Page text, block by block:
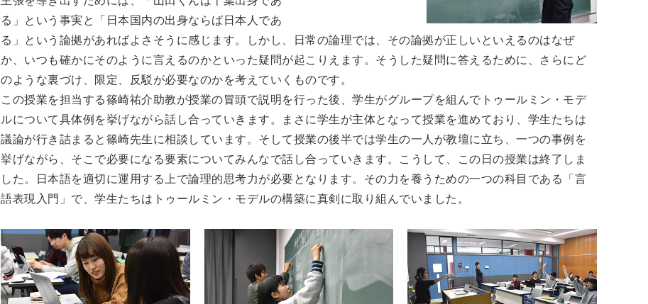
る」という事実と「日本国内の出身ならば日本人であ
る」という論拠があればよさそうに感じます。しかし、日常の論理では、その論拠が正しいといえるのはなぜ
か、いつも確かにそのように言えるのかといった疑問が起こりえます。そうした疑問に答えるために、さらにど
のような裏づけ、限定、反駁が必要なのかを考えていくものです。
この授業を担当する篠崎祐介助教が授業の冒頭で説明を行った後、学生がグループを組んでトゥールミン・モデ
ルについて具体例を挙げながら話し合っていきます。まさに学生が主体となって授業を進めており、学生たちは
議論が行き詰まると篠崎先生に相談しています。そして授業の後半では学生の一人が教壇に立ち、一つの事例を
挙げながら、そこで必要になる要素についてみんなで話し合っていきます。こうして、この日の授業は終了しま
した。日本語を適切に運用する上で論理的思考力が必要となります。その力を養うための一つの科目である「言
語表現入門」で、学生たちはトゥールミン・モデルの構築に真剣に取り組んでいました。